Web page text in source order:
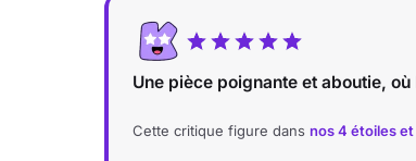
Une pièce poignante et aboutie,
Cette critique figure dans nos 4 étoiles